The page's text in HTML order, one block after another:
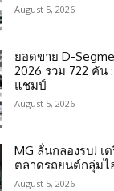
August 5, 2026
ยอดขาย D-
2026 รวม 722 คัน
แชมป์
August 5, 2026
MG ลั่นกลองรบ! เ
ตลาดรถยนต์กลุ่ม
August 5, 2026